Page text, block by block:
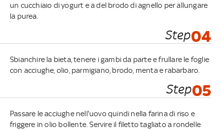
un cucchiaio di yogurt e a del brodo di agnello per allungare
la purea.
Step04
Sbianchire la bieta, tenere i gambi da parte e frullare le foglie
con acciughe, olio, parmigiano, brodo, menta e rabarbaro.
Step05
Passare le acciughe nell'uovo quindi nella farina di riso e
friggere in olio bollente. Servire il filetto tagliato a rondelle